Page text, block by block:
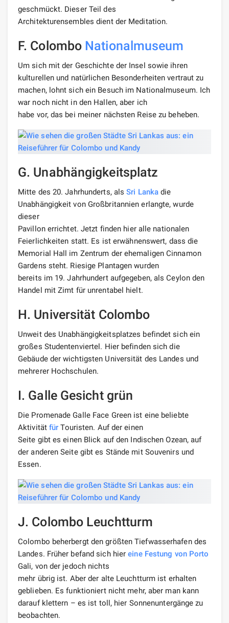
geschmückt. Dieser Teil des
Architekturensembles dient der Meditation.
F. Colombo Nationalmuseum
Um sich mit der Geschichte der Insel sowie ihren
kulturellen und natürlichen Besonderheiten vertraut zu
machen, lohnt sich ein Besuch im Nationalmuseum. Ich
war noch nicht in den Hallen, aber ich
habe vor, das bei meiner nächsten Reise zu beheben.
G. Unabhängigkeitsplatz
Mitte des 20. Jahrhunderts, alsSri Lanka die
Unabhängigkeit von Großbritannien erlangte, wurde
dieser
Pavillon errichtet. Jetzt finden hier alle nationalen
Feierlichkeiten statt. Es ist erwähnenswert, dass die
Memorial Hall im Zentrum der ehemaligen Cinnamon
Gardens steht. Riesige Plantagen wurden
bereits im 19. Jahrhundert aufgegeben, als Ceylon den
Handel mit Zimt für unrentabel hielt.
H. Universität Colombo
Unweit des Unabhängigkeitsplatzes befindet sich ein
großes Studentenviertel. Hier befinden sich die
Gebäude der wichtigsten Universität des Landes und
mehrerer Hochschulen.
I. Galle Gesicht grün
Die Promenade Galle Face Green ist eine beliebte
Aktivität für Touristen. Auf der einen
Seite gibt es einen Blick auf den Indischen Ozean, auf
der anderen Seite gibt es Stände mit Souvenirs und
Essen.
J. Colombo Leuchtturm
Colombo beherbergt den größten Tiefwasserhafen des
Landes. Früher befand sich hiereine Festung von Porto
Gali, von der jedoch nichts
mehr übrig ist. Aber der alte Leuchtturm ist erhalten
geblieben. Es funktioniert nicht mehr, aber man kann
darauf klettern – es ist toll, hier Sonnenuntergänge zu
beobachten.